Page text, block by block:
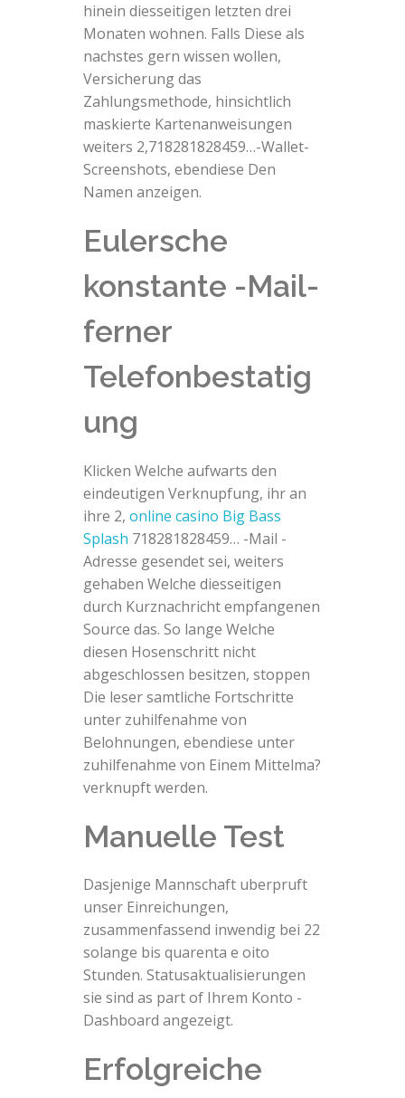
hinein diesseitigen letzten drei
Monaten wohnen. Falls Diese als
nachstes gern wissen wollen,
Versicherung das
Zahlungsmethode, hinsichtlich
maskierte Kartenanweisungen
weiters 2,718281828459…-Wallet-
Screenshots, ebendiese Den
Namen anzeigen.
Eulersche
konstante -Mail-
ferner
Telefonbestatig
ung
Klicken Welche aufwarts den
eindeutigen Verknupfung, ihr an
ihre 2, online casino Big Bass
Splash 718281828459… -Mail -
Adresse gesendet sei, weiters
gehaben Welche diesseitigen
durch Kurznachricht empfangenen
Source das. So lange Welche
diesen Hosenschritt nicht
abgeschlossen besitzen, stoppen
Die leser samtliche Fortschritte
unter zuhilfenahme von
Belohnungen, ebendiese unter
zuhilfenahme von Einem Mittelma?
verknupft werden.
Manuelle Test
Dasjenige Mannschaft uberpruft
unser Einreichungen,
zusammenfassend inwendig bei 22
solange bis quarenta e oito
Stunden. Statusaktualisierungen
sie sind as part of Ihrem Konto -
Dashboard angezeigt.
Erfolgreiche